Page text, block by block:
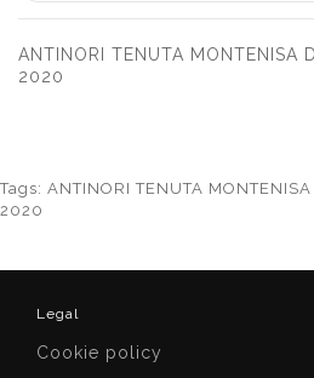
ANTINORI TENUTA MONTENISA
2020
Tags: ANTINORI TENUTA
2020
Legal
Cookie policy